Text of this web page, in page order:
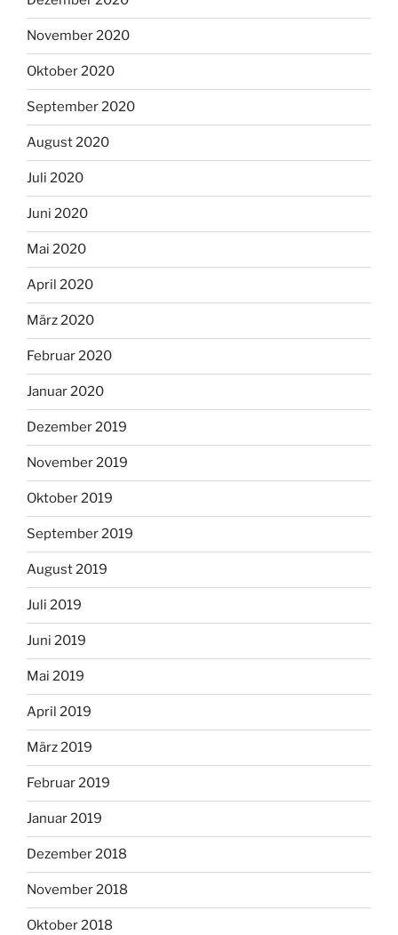
November 2020
Oktober 2020
September 2020
August 2020
Juli 2020
Juni 2020
Mai 2020
April 2020
März 2020
Februar 2020
Januar 2020
Dezember 2019
November 2019
Oktober 2019
September 2019
August 2019
Juli 2019
Juni 2019
Mai 2019
April 2019
März 2019
Februar 2019
Januar 2019
Dezember 2018
November 2018
Oktober 2018